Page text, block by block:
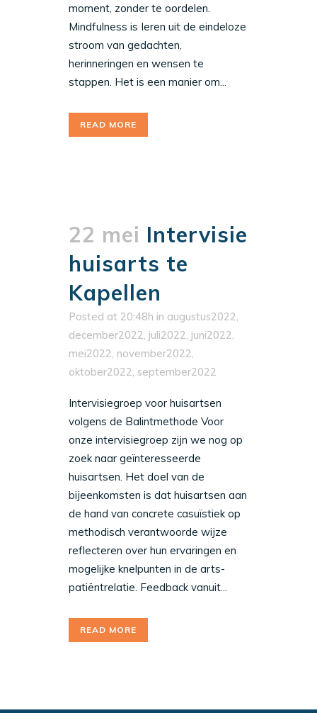
moment, zonder te oordelen.
Mindfulness is Ieren uit de eindeloze
stroom van gedachten,
herinneringen en wensen te
stappen. Het is een manier om...
READ MORE
22 mei Intervisie
huisarts te
Kapellen
Posted at 20:48h in augustus2022,
december2022, juli2022, juni2022,
mei2022, november2022,
oktober2022, september2022
Intervisiegroep voor huisartsen
volgens de Balintmethode Voor
onze intervisiegroep zijn we nog op
zoek naar geïnteresseerde
huisartsen. Het doel van de
bijeenkomsten is dat huisartsen aan
de hand van concrete casuïstiek op
methodisch verantwoorde wijze
reflecteren over hun ervaringen en
mogelijke knelpunten in de arts-
patiëntrelatie. Feedback vanuit...
READ MORE